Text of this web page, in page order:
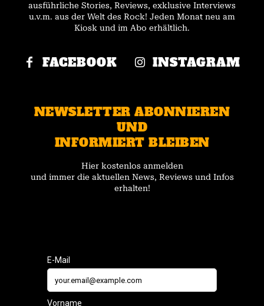
ausführliche Stories, Reviews, exklusive Interviews
u.v.m. aus der Welt des Rock! Jeden Monat neu am
Kiosk und im Abo erhältlich.
FACEBOOK INSTAGRAM
NEWSLETTER ABONNIEREN
UND
INFORMIERT BLEIBEN
Hier kostenlos anmelden
und immer die aktuellen News, Reviews und Infos
erhalten!